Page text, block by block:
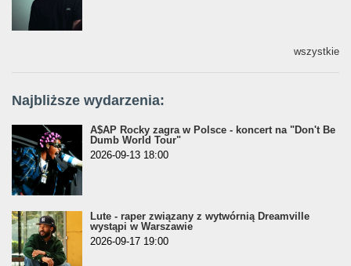
wszystkie
Najbliższe wydarzenia:
A$AP Rocky zagra w Polsce - koncert na "Don't Be
Dumb World Tour"
2026-09-13 18:00
Lute - raper związany z wytwórnią Dreamville
wystąpi w Warszawie
2026-09-17 19:00